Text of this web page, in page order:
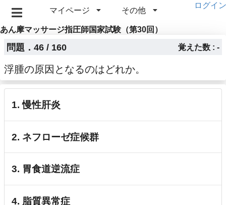
マイページ その他
ログイン
あん摩マッサージ指圧師国家試験（第30回）
問題．46 / 160 覚えた数 : -
浮腫の原因となるのはどれか。
1. 慢性肝炎
2. ネフローゼ症候群
3. 胃食道逆流症
4. 脂質異常症